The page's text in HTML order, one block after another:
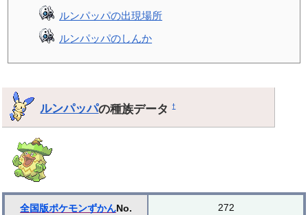
ルンパッパの出現場所
ルンパッパのしんか
ルンパッパの種族データ†
全国版ポケモンずかんNo. 272